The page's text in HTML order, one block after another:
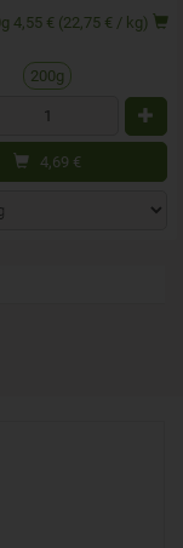
ab 5: 200g 4,55 € (22,75 € / kg)
200g
4,69 €